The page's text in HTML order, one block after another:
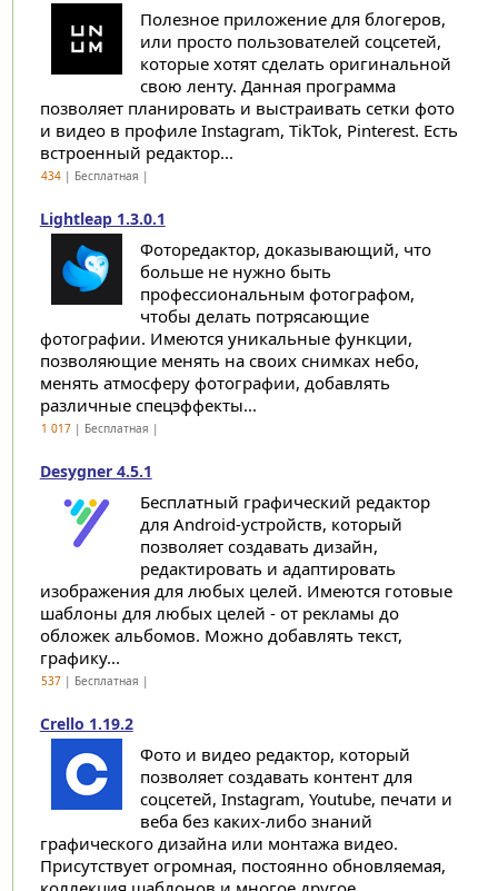
Полезное приложение для блогеров,
или просто пользователей соцсетей,
которые хотят сделать оригинальной
свою ленту. Данная программа
позволяет планировать и выстраивать сетки фото
и видео в профиле Instagram, TikTok, Pinterest. Есть
встроенный редактор...
434| Бесплатная |
Lightleap 1.3.0.1
Фоторедактор, доказывающий, что
больше не нужно быть
профессиональным фотографом,
чтобы делать потрясающие
фотографии. Имеются уникальные функции,
позволяющие менять на своих снимках небо,
менять атмосферу фотографии, добавлять
различные спецэффекты...
1 017| Бесплатная |
Desygner 4.5.1
Бесплатный графический редактор
для Android-устройств, который
позволяет создавать дизайн,
редактировать и адаптировать
изображения для любых целей. Имеются готовые
шаблоны для любых целей - от рекламы до
обложек альбомов. Можно добавлять текст,
графику...
537| Бесплатная |
Crello 1.19.2
Фото и видео редактор, который
позволяет создавать контент для
соцсетей, Instagram, Youtube, печати и
веба без каких-либо знаний
графического дизайна или монтажа видео.
Присутствует огромная, постоянно обновляемая,